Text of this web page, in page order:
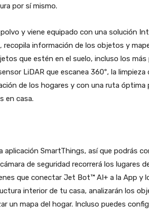
por sí mismo.
y viene equipado con una solución
recopila información de los objetos y
que estén en el suelo, incluso los más
LiDAR que escanea 360º, la limpieza
de los hogares y con una ruta óptima
en casa.
SmartThings, así que podrás
de seguridad recorrerá los lugares
que conectar Jet Bot™ AI+ a la App y
interior de tu casa, analizarán los
un mapa del hogar. Incluso puedes